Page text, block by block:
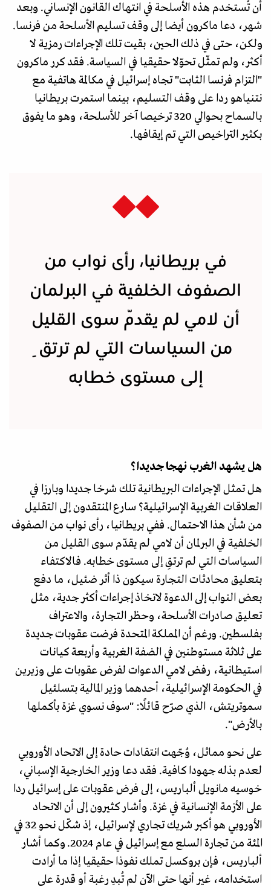
أن تُستخدم هذه الأسلحة في انتهاك القانون الإنساني. وبعد
شهر، دعا ماكرون أيضا إلى وقف تسليم الأسلحة من فرنسا.
ولكن، حتى في ذلك الحين، بقيت تلك الإجراءات رمزية لا
أكثر، ولم تمثّل تحوّلا حقيقيا في السياسة. فقد كرر ماكرون
"التزام فرنسا الثابت" تجاه إسرائيل في مكالمة هاتفية مع
نتنياهو ردا على وقف التسليم، بينما استمرت بريطانيا
بالسماح بحوالي 320 ترخيصا آخر للأسلحة، وهو ما يفوق
بكثير التراخيص التي تم إيقافها.
في بريطانيا، رأى نواب من
الصفوف الخلفية في البرلمان
أن لامي لم يقدّم سوى القليل
من السياسات التي لم ترتقِ
إلى مستوى خطابه
هل يشهد الغرب نهجا جديدا؟
هل تمثل الإجراءات البريطانية تلك شرخا جديدا وبارزا في
العلاقات الغربية الإسرائيلية؟ سارع المنتقدون إلى التقليل
من شأن هذا الاحتمال. ففي بريطانيا، رأى نواب من الصفوف
الخلفية في البرلمان أن لامي لم يقدّم سوى القليل من
السياسات التي لم ترتقِ إلى مستوى خطابه. فالاكتفاء
بتعليق محادثات التجارة سيكون ذا أثر ضئيل، ما دفع
بعض النواب إلى الدعوة لاتخاذ إجراءات أكثر جدية، مثل
تعليق صادرات الأسلحة، وحظر التجارة، والاعتراف
بفلسطين. ورغم أن المملكة المتحدة فرضت عقوبات جديدة
على ثلاثة مستوطنين في الضفة الغربية وأربعة كيانات
استيطانية، رفض لامي الدعوات لفرض عقوبات على وزيرين
في الحكومة الإسرائيلية، أحدهما وزير المالية بتسلئيل
سموتريتش، الذي صرّح قائلًا: "سوف نسوي غزة بأكملها
بالأرض".
على نحو مماثل، وُجّهت انتقادات حادة إلى الاتحاد الأوروبي
لعدم بذله جهودا كافية. فقد دعا وزير الخارجية الإسباني،
خوسيه مانويل ألباريس، إلى فرض عقوبات على إسرائيل ردا
على الأزمة الإنسانية في غزة. وأشار كثيرون إلى أن الاتحاد
الأوروبي هو أكبر شريك تجاري لإسرائيل، إذ شكّل نحو 32 في
المئة من تجارة السلع مع إسرائيل في عام 2024. وكما أشار
ألباريس، فإن بروكسل تملك نفوذا حقيقيا إذا ما أرادت
استخدامه، غير أنها حتى الآن لم تُبدِ رغبة أو قدرة على